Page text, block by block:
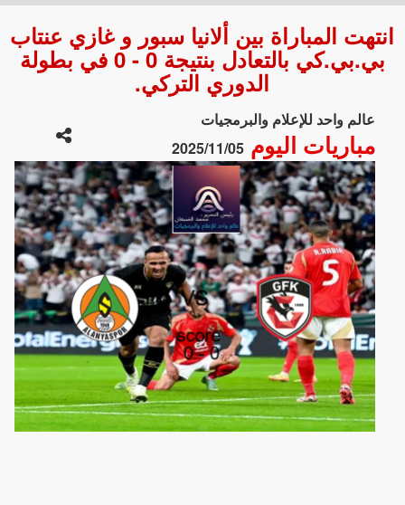
انتهت المباراة بين ألانيا سبور و غازي عنتاب
بي.بي.كي بالتعادل بنتيجة 0 - 0 في بطولة
الدوري التركي.
عالم واحد للإعلام والبرمجيات
مباريات اليوم2025/11/05